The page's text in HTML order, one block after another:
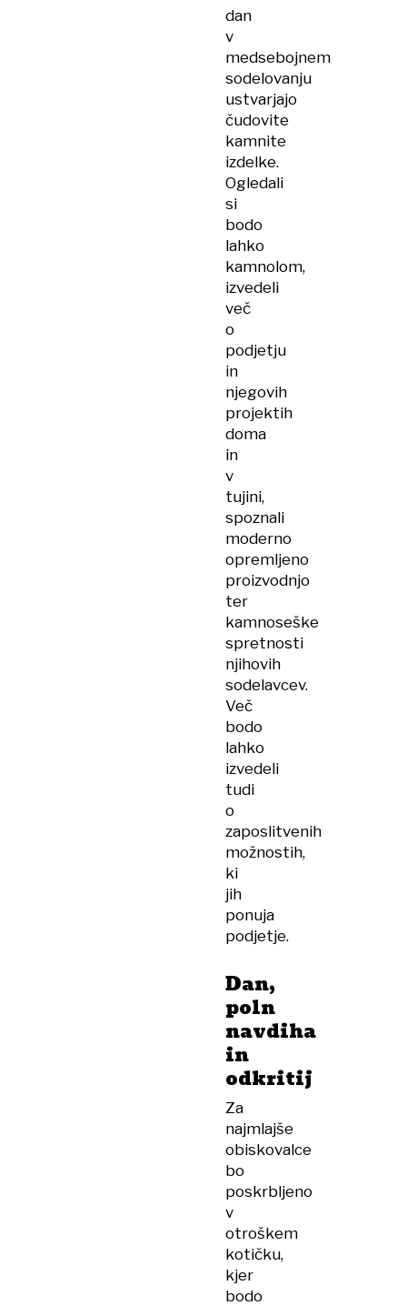
dan
v
medsebojnem
sodelovanju
ustvarjajo
čudovite
kamnite
izdelke.
Ogledali
si
bodo
lahko
kamnolom,
izvedeli
več
o
podjetju
in
njegovih
projektih
doma
in
v
tujini,
spoznali
moderno
opremljeno
proizvodnjo
ter
kamnoseške
spretnosti
njihovih
sodelavcev.
Več
bodo
lahko
izvedeli
tudi
o
zaposlitvenih
možnostih,
ki
jih
ponuja
podjetje.
Dan,
poln
navdiha
in
odkritij
Za
najmlajše
obiskovalce
bo
poskrbljeno
v
otroškem
kotičku,
kjer
bodo